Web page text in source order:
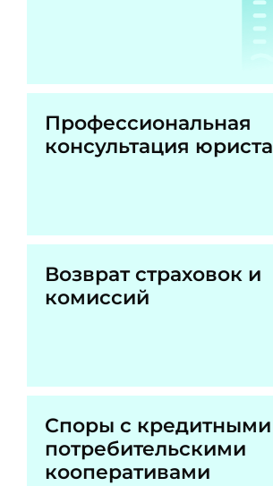
Профессиональная
консультация юриста
Возврат страховок и
комиссий
Споры с кредитными
потребительскими
кооперативами